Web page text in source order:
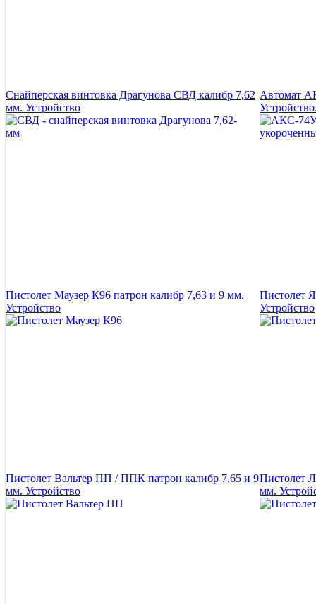
Снайперская винтовка Драгунова СВД калибр 7,62
мм. Устройство
Автомат
Пистолет Маузер К96 патрон калибр 7,63 и 9 мм.
Устройство
Пистолет
Устройство
Пистолет Вальтер ПП / ППК патрон калибр 7,65 и 9
мм. Устройство
Пистолет
мм.